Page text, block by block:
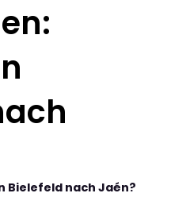
Bielefeld nach Jaén?